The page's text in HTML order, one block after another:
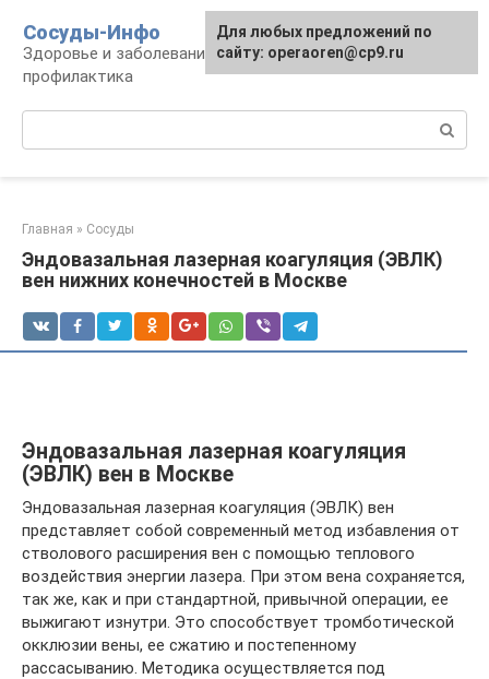
контенту
Сосуды-Инфо
Здоровье и заболевания сосудов и сердца,
профилактика
Главная » Сосуды
Эндовазальная лазерная коагуляция (ЭВЛК)
вен нижних конечностей в Москве
Эндовазальная лазерная коагуляция
(ЭВЛК) вен в Москве
Эндовазальная лазерная коагуляция (ЭВЛК) вен
представляет собой современный метод избавления от
стволового расширения вен с помощью теплового
воздействия энергии лазера. При этом вена сохраняется,
так же, как и при стандартной, привычной операции, ее
выжигают изнутри. Это способствует тромботической
окклюзии вены, ее сжатию и постепенному
рассасыванию. Методика осуществляется под
Для любых предложений по
сайту: operaoren@cp9.ru